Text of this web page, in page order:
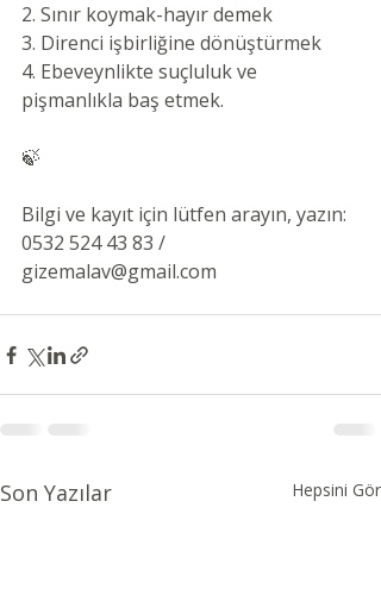
2. Sınır koymak-hayır demek
3. Direnci işbirliğine dönüştürmek
4. Ebeveynlikte suçluluk ve
pişmanlıkla baş etmek.
🍃
Bilgi ve kayıt için lütfen arayın, yazın:
0532 524 43 83 /
gizemalav@gmail.com
Son Yazılar Hepsini Gör